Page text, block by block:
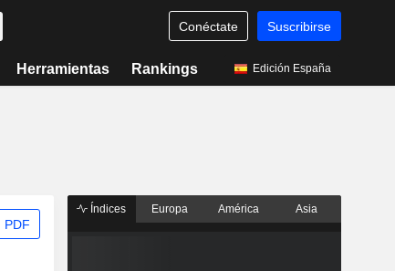
Conéctate Suscribirse
Herramientas Rankings Edición España
PDF
Índices Europa América Asia